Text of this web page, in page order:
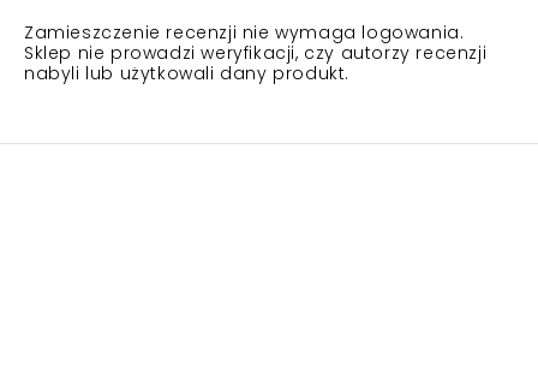
Zamieszczenie recenzji nie wymaga logowania.
Sklep nie prowadzi weryfikacji, czy autorzy recenzji
nabyli lub użytkowali dany produkt.